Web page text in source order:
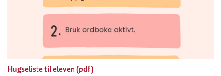
Hugseliste til eleven (pdf)